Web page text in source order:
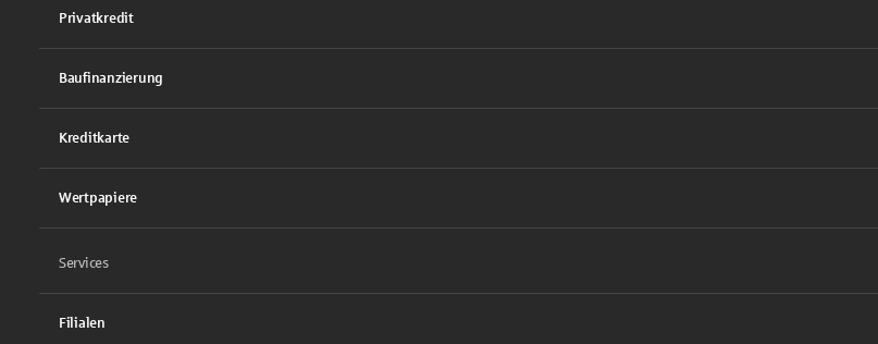
Privatkredit
Baufinanzierung
Kreditkarte
Wertpapiere
Services
Filialen